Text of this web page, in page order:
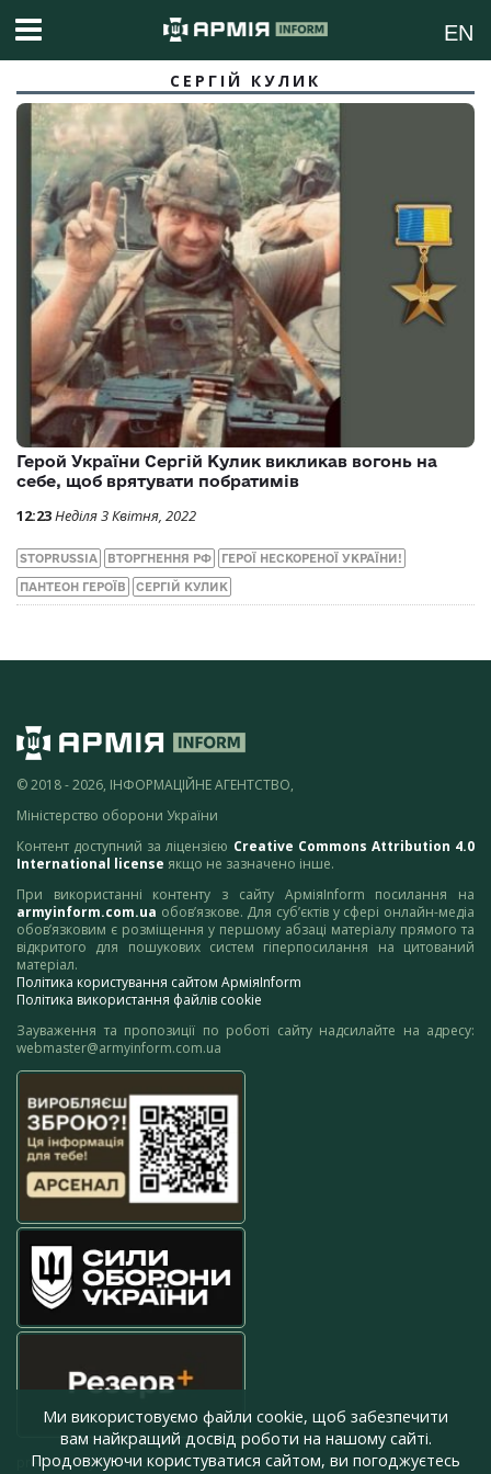
EN
СЕРГІЙ КУЛИК
Герой України Сергій Кулик викликав вогонь на
себе, щоб врятувати побратимів
12:23Неділя 3 Квітня, 2022
STOPRUSSIA ВТОРГНЕННЯ РФ ГЕРОЇ НЕСКОРЕНОЇ УКРАЇНИ!
ПАНТЕОН ГЕРОЇВ СЕРГІЙ КУЛИК
© 2018 - 2026, ІНФОРМАЦІЙНЕ АГЕНТСТВО,
Міністерство оборони України
Контент доступний за ліцензією Creative Commons Attribution 4.0
International license якщо не зазначено інше.
При використанні контенту з сайту АрміяInform посилання на
armyinform.com.ua обов’язкове. Для суб’єктів у сфері онлайн-медіа
обов’язковим є розміщення у першому абзаці матеріалу прямого та
відкритого для пошукових систем гіперпосилання на цитований
матеріал.
Політика користування сайтом АрміяInform
Політика використання файлів cookie
Зауваження та пропозиції по роботі сайту надсилайте на адресу:
webmaster@armyinform.com.ua
press@armyinform.com.ua
Ми використовуємо файли cookie, щоб забезпечити
вам найкращий досвід роботи на нашому сайті.
Продовжуючи користуватися сайтом, ви погоджуєтесь